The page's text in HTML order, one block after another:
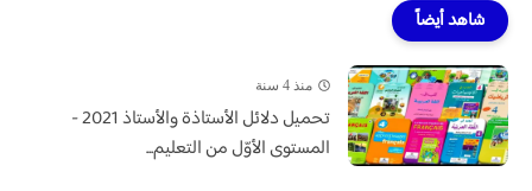
شاهد أيضاً
منذ 4 سنة
تحميل دلائل الأستاذة والأستاذ 2021 -
المستوى الأوّل من التعليم...